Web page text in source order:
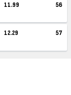
11.99 56
12.29 57